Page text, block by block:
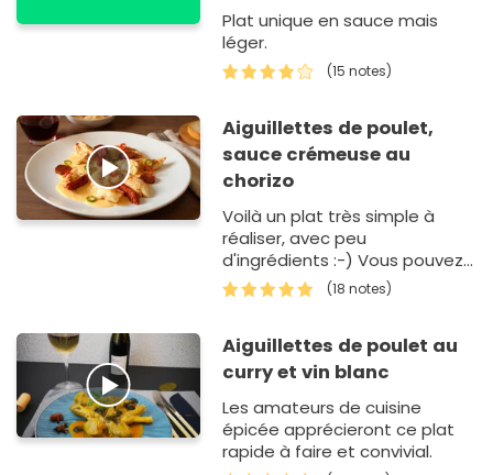
Plat unique en sauce mais
léger.
(15 notes)
Aiguillettes de poulet,
sauce crémeuse au
chorizo
Voilà un plat très simple à
réaliser, avec peu
d'ingrédients :-) Vous pouvez
l'accompagner de riz par
exemple...
(18 notes)
Aiguillettes de poulet au
curry et vin blanc
Les amateurs de cuisine
épicée apprécieront ce plat
rapide à faire et convivial.